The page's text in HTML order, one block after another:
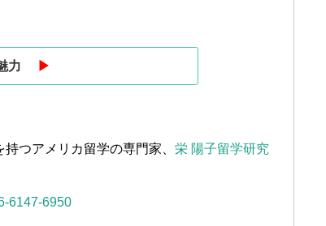
魅力 ▶︎
つアメリカ留学の専門家、栄 陽子留学研究
6147-6950